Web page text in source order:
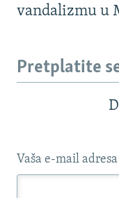
vandalizmu u
Pretplatite
Vaša e-mail adresa